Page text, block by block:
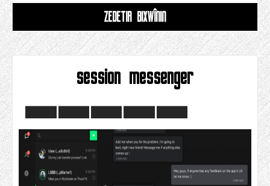
ZÊDETIR BIXWÎNIN
session messenger